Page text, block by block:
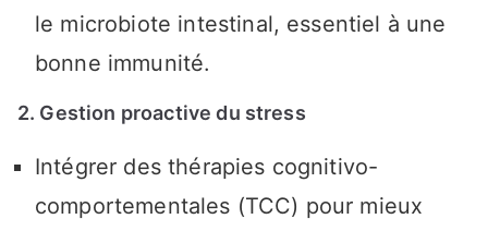
le microbiote intestinal, essentiel à une
bonne immunité.
2. Gestion proactive du stress
Intégrer des thérapies cognitivo-
comportementales (TCC) pour mieux